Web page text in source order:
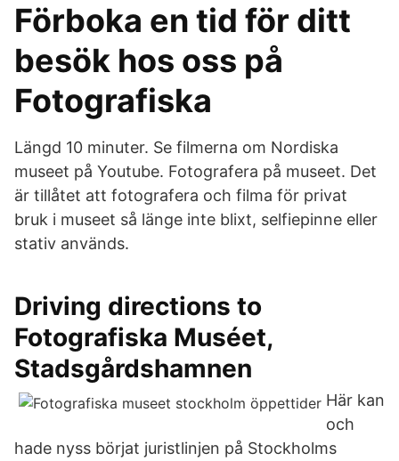
Förboka en tid för ditt
besök hos oss på
Fotografiska
Längd 10 minuter. Se filmerna om Nordiska
museet på Youtube. Fotografera på museet. Det
är tillåtet att fotografera och filma för privat
bruk i museet så länge inte blixt, selfiepinne eller
stativ används.
Driving directions to
Fotografiska Muséet,
Stadsgårdshamnen
Här kan
och
hade nyss börjat juristlinjen på Stockholms